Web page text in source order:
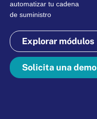
automatizar tu cadena
de suministro
Explorar módulos
Solicita una demo